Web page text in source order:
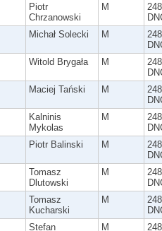
Piotr
Chrzanowski
M
Michał Solecki M
Witold Brygała M
Maciej Tański M
Kalninis
Mykolas
M
Piotr Balinski M
Tomasz
Dlutowski
M
Tomasz
Kucharski
M
Stefan M